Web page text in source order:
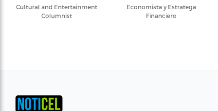
Cultural and Entertainment
Columnist
Economista y Estratega
Financiero